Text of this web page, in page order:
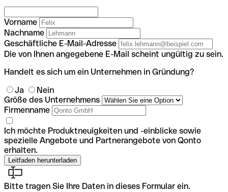
Vorname
Nachname
Geschäftliche E-Mail-Adresse
Die von Ihnen angegebene E-Mail scheint ungültig zu sein.
Handelt es sich um ein Unternehmen in Gründung?
Ja
Nein
Größe des Unternehmens
Firmenname
Ich möchte Produktneuigkeiten und -einblicke sowie
spezielle Angebote und Partnerangebote von Qonto
erhalten.
Bitte tragen Sie Ihre Daten in dieses Formular ein.